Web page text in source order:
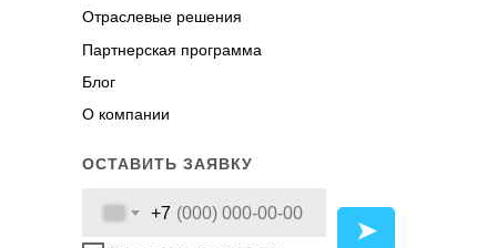
+7
ОСТАВИТЬ ЗАЯВКУ
➤
Отраслевые решения
Блог
Партнерская программа
О компании